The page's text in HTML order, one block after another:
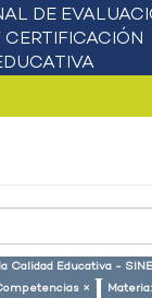
Calidad Educativa -
×